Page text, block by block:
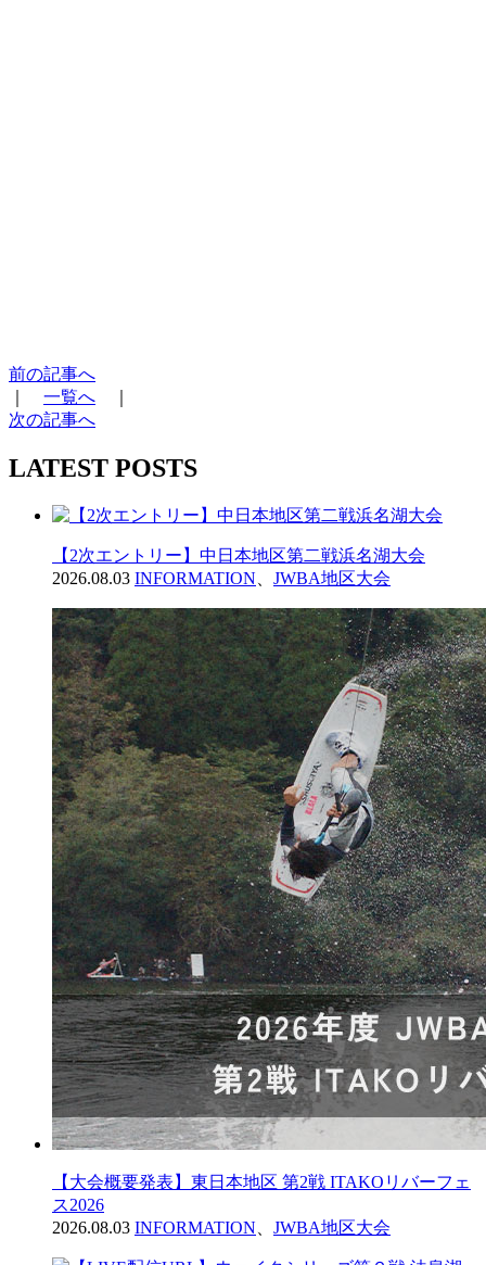
前の記事へ
一覧へ
次の記事へ
LATEST POSTS
【2次エントリー】中日本地区第二戦浜名湖大会
2026.08.03 INFORMATION JWBA地区大会
【大会概要発表】東日本地区 第2戦 ITAKOリバーフェ
ス2026
2026.08.03 INFORMATION JWBA地区大会